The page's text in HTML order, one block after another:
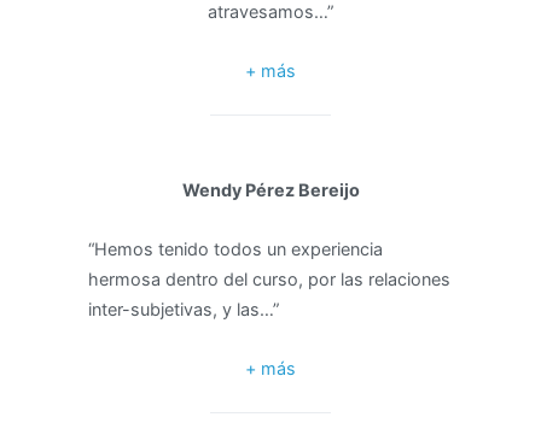
atravesamos…”
+ más
Wendy Pérez Bereijo
“Hemos tenido todos un experiencia
hermosa dentro del curso, por las relaciones
inter-subjetivas, y las…”
+ más